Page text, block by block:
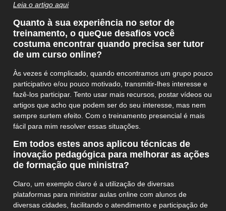
Leia o artigo aqui
Quanto à sua experiência no setor de
treinamento, o queQue desafios você
costuma encontrar quando precisa ser tutor
de um curso online?
Às vezes é complicado, quando encontramos um grupo pouco
participativo e/ou pouco motivado, transmitir-lhes interesse e
fazê-los participar. Tento usar mais recursos, postar vídeos ou
artigos que acho que podem ser do seu interesse, mas nem
sempre surtem efeito. Com o treinamento presencial é mais
fácil para mim resolver essas situações.
Em todos estes anos aplicou técnicas de
inovação pedagógica para melhorar as ações
de formação que ministra?
Claro, um exemplo claro é a utilização de diversas
plataformas para ministrar aulas online com alunos de
diversas cidades, facilitando o atendimento e participação de